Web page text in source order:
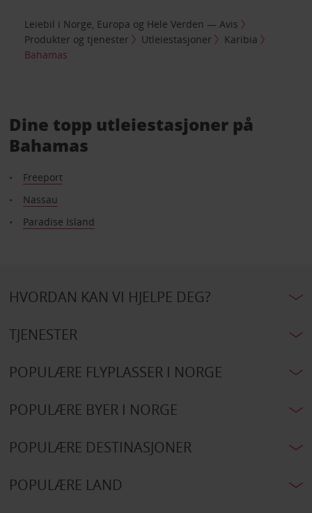
Leiebil i Norge, Europa og Hele Verden — Avis
Produkter og tjenester
Utleiestasjoner
Karibia
Bahamas
Dine topp utleiestasjoner på
Bahamas
Freeport
Nassau
Paradise Island
HVORDAN KAN VI HJELPE DEG?
TJENESTER
POPULÆRE FLYPLASSER I NORGE
POPULÆRE BYER I NORGE
POPULÆRE DESTINASJONER
POPULÆRE LAND